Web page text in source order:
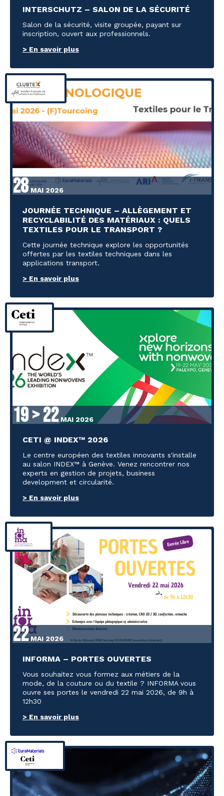
INTERSCHUTZ – SALON DE LA SÉCURITÉ
Salon de la sécurité, visite groupée, payant sur
inscription, ouvert aux professionnels.
> En savoir plus
28 MAI 2026
JOURNÉE TECHNIQUE – ALLÈGEMENT ET
RECYCLABILITÉ DES MATÉRIAUX : QUELS
TEXTILES POUR LE TRANSPORT ?
Cette journée technique explore les opportunités
offertes par les textiles techniques dans les
applications transport.
> En savoir plus
19 > 22MAI 2026
CETI @ INDEX™ 2026
Le centre européen des textiles innovants s'installe
au salon INDEX™ à Genève. Venez rencontrer nos
experts en gestion de projets, business
development et circularité.
> En savoir plus
22MAI 2026
INFORMA – PORTES OUVERTES
Vous souhaitez vous formez aux métiers de la
mode, de la couture ou du textile ? INFORMA vous
ouvre ses portes le vendredi 22 mai 2026, de 9h à
12h30
> En savoir plus